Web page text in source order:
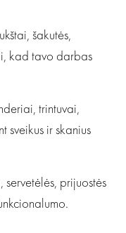
šakutės,
kad tavo darbas
trintuvai,
sveikus ir skanius
prijuostės